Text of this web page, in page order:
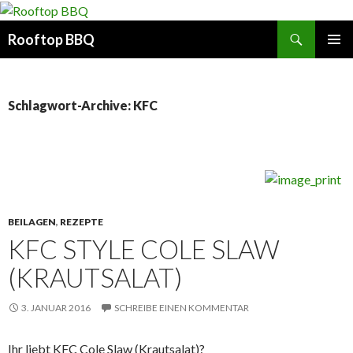
Rooftop BBQ
Schlagwort-Archive: KFC
BEILAGEN, REZEPTE
KFC STYLE COLE SLAW
(KRAUTSALAT)
3. JANUAR 2016 SCHREIBE EINEN KOMMENTAR
Ihr liebt KFC Cole Slaw (Krautsalat)?